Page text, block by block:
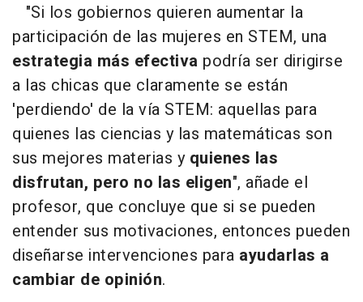
"Si los gobiernos quieren aumentar la
participación de las mujeres en STEM, una
estrategia más efectiva podría ser dirigirse
a las chicas que claramente se están
'perdiendo' de la vía STEM: aquellas para
quienes las ciencias y las matemáticas son
sus mejores materias y quienes las
disfrutan, pero no las eligen", añade el
profesor, que concluye que si se pueden
entender sus motivaciones, entonces pueden
diseñarse intervenciones para ayudarlas a
cambiar de opinión.